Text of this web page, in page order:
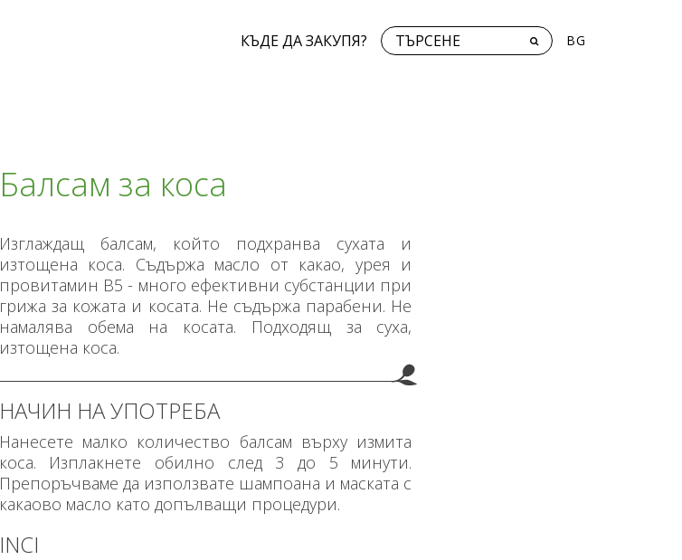
КЪДЕ ДА ЗАКУПЯ? BG
Балсам за коса
Изглаждащ балсам, който подхранва сухата и
изтощена коса. Съдържа масло от какао, урея и
провитамин В5 - много ефективни субстанции при
грижа за кожата и косата. Не съдържа парабени. Не
намалява обема на косата. Подходящ за суха,
изтощена коса.
НАЧИН НА УПОТРЕБА
Нанесете малко количество балсам върху измита
коса. Изплакнете обилно след 3 до 5 минути.
Препоръчваме да използвате шампоана и маската с
какаово масло като допълващи процедури.
INCI